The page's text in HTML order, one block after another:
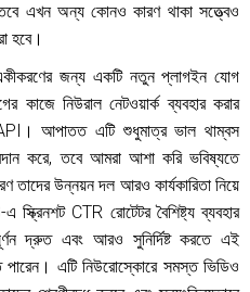
তবে এখন অন্য কোনও কারণ থাকা সত্ত্বেও
হবে।
জন্য একটি নতুন প্লাগইন যোগ
কাজে নিউরাল নেটওয়ার্ক ব্যবহার করার
আপাতত এটি শুধুমাত্র ভাল থাম্বস
করে, তবে আমরা আশা করি ভবিষ্যতে
তাদের উন্নয়ন দল আরও কার্যকারিতা নিয়ে
CTR রোটেটর বৈশিষ্ট্য ব্যবহার
দ্রুত এবং আরও সুনির্দিষ্ট করতে এই
পারেন। এটি নিউরোস্কোরে সমস্ত ভিডিও